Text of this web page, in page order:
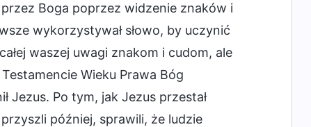
Boga poprzez widzenie znaków i
wykorzystywał słowo, by uczynić
waszej uwagi znakom i cudom, ale
Wieku Prawa Bóg
Jezus. Po tym, jak Jezus przestał
później, sprawili, że ludzie